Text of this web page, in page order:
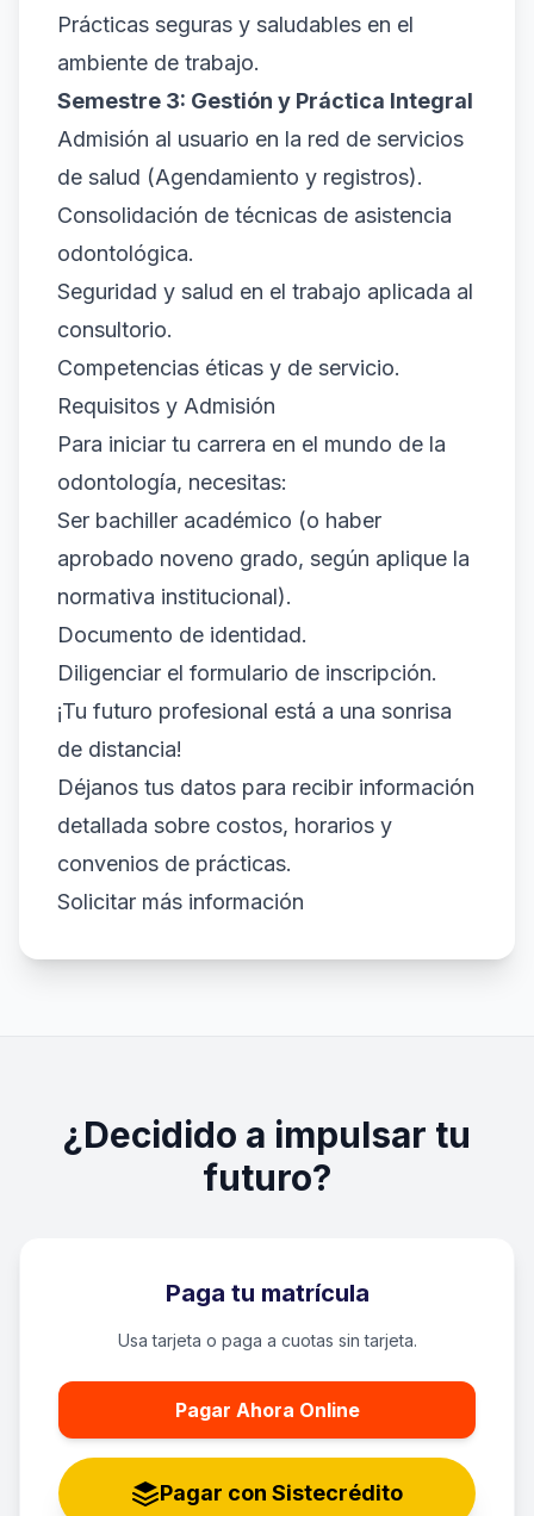
Prácticas seguras y saludables en el
ambiente de trabajo.
Semestre 3: Gestión y Práctica Integral
Admisión al usuario en la red de servicios
de salud (Agendamiento y registros).
Consolidación de técnicas de asistencia
odontológica.
Seguridad y salud en el trabajo aplicada al
consultorio.
Competencias éticas y de servicio.
Requisitos y Admisión
Para iniciar tu carrera en el mundo de la
odontología, necesitas:
Ser bachiller académico (o haber
aprobado noveno grado, según aplique la
normativa institucional).
Documento de identidad.
Diligenciar el formulario de inscripción.
¡Tu futuro profesional está a una sonrisa
de distancia!
Déjanos tus datos para recibir información
detallada sobre costos, horarios y
convenios de prácticas.
Solicitar más información
¿Decidido a impulsar tu
futuro?
Paga tu matrícula
Usa tarjeta o paga a cuotas sin tarjeta.
Pagar Ahora Online
Pagar con Sistecrédito